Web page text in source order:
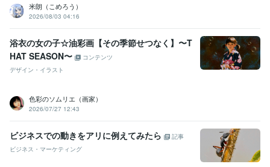
米朗（こめろう）
2026/08/03 04:16
浴衣の女の子☆油彩画【その季節せつなく】〜T
HAT SEASON〜
コンテンツ
デザイン・イラスト
色彩のソムリエ（画家）
2026/07/27 12:43
ビジネスでの動きをアリに例えてみたら
記事
ビジネス・マーケティング